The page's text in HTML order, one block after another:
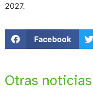
2027.
Facebook
Otras